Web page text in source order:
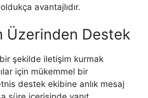
avantajlıdır.
Üzerinden Destek
bir şekilde iletişim kurmak
için mükemmel bir
destek ekibine anlık mesaj